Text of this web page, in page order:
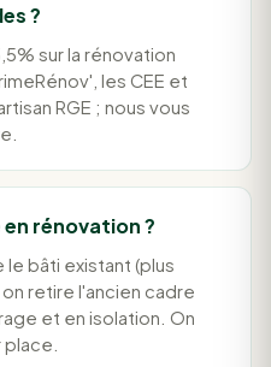
?
sur la rénovation
les CEE et
RGE ; nous vous
rénovation ?
le bâti existant (plus
retire l'ancien cadre
et en isolation. On